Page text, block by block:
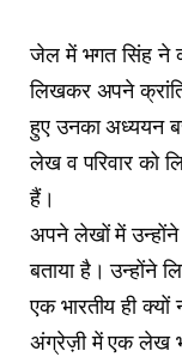
जेल में भगत सिंह ने
लिखकर अपने
हुए उनका अध्ययन
लेख व परिवार को
हैं।
अपने लेखों में
बताया है। उन्होंने
एक भारतीय ही
अंग्रेज़ी में एक लेख